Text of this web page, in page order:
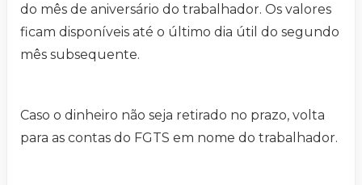
do mês de aniversário do trabalhador. Os valores
ficam disponíveis até o último dia útil do segundo
mês subsequente.
Caso o dinheiro não seja retirado no prazo, volta
para as contas do FGTS em nome do trabalhador.